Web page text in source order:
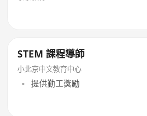
STEM 課程導師
小北京中文教育中心
提供勤工獎勵